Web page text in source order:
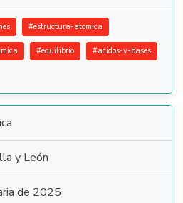
#estructura-atomica
#equilibrio #acidos-y-bases
y León
de 2025